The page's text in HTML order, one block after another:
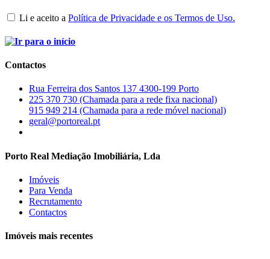
Li e aceito a Política de Privacidade e os Termos de Uso.
Contactos
Rua Ferreira dos Santos 137 4300-199 Porto
225 370 730 (Chamada para a rede fixa nacional)
915 949 214 (Chamada para a rede móvel nacional)
geral@portoreal.pt
Porto Real Mediação Imobiliária, Lda
Imóveis
Para Venda
Recrutamento
Contactos
Imóveis mais recentes